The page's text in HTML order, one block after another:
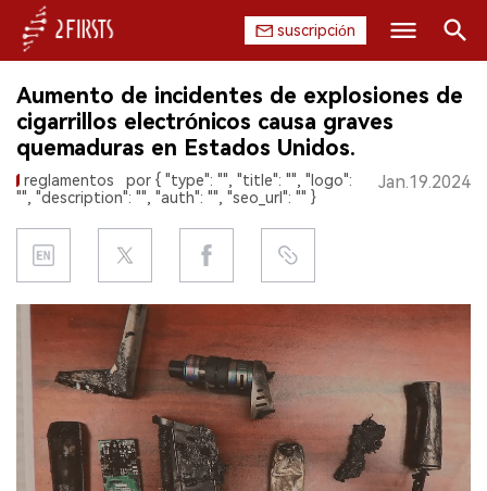
suscripción
INICIO
EMPRESA
REGULACIÓN
CHINA
DATOS
EXPOSICIÓN
ENTREVISTA
Buscar
Aumento de incidentes de explosiones de
cigarrillos electrónicos causa graves
quemaduras en Estados Unidos.
reglamentos
por { "type": "", "title": "", "logo":
"", "description": "", "auth": "", "seo_url": "" }
Jan.19.2024